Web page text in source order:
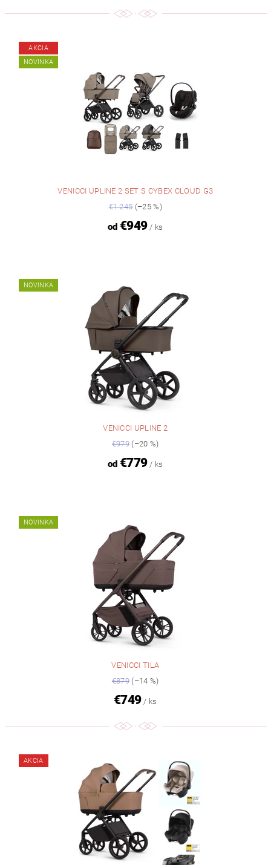
AKCIA
NOVINKA
VENICCI UPLINE 2 SET S CYBEX CLOUD G3
€1 245(–25 %)
od€949 / ks
NOVINKA
VENICCI UPLINE 2
€979 (–20 %)
od€779 / ks
NOVINKA
VENICCI TILA
€879 (–14 %)
€749 / ks
AKCIA